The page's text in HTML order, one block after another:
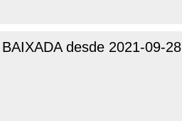
desde 2021-09-28